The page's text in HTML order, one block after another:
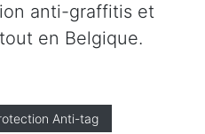
anti-graffitis et
en Belgique.
Anti-tag